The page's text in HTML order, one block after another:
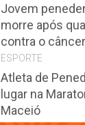
Jovem
morre após
contra o câncer
ESPORTE
Atleta de
lugar na
Maceió